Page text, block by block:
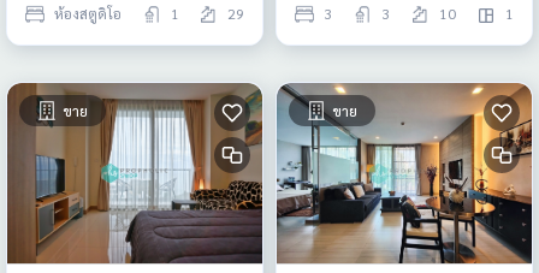
ห้องสตูดิโอ 1 29 3 3 10 1
ขาย ขาย